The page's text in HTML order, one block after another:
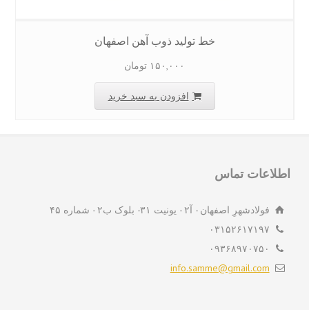
خط تولید ذوب آهن اصفهان
۱۵۰,۰۰۰ تومان
افزودن به سبد خرید
تماس
فولادشهرِ اصفهان - آ۲ - یونیت ۳۱- بلوک ب۲ - شماره ۴۵
۰۳۱۵۲۶۱۷۱۹۷
۰۹۳۶۸۹۷۰۷۵۰
info.samme@gmail.com